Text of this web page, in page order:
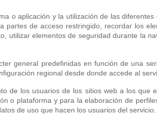
o aplicación y la utilización de las
de acceso restringido, recordar los
utilizar elementos de seguridad durante la
general predefinidas en función de una
regional desde donde accede al
de los usuarios de los sitios web a los que
o plataforma y para la elaboración de
de uso que hacen los usuarios del servicio.